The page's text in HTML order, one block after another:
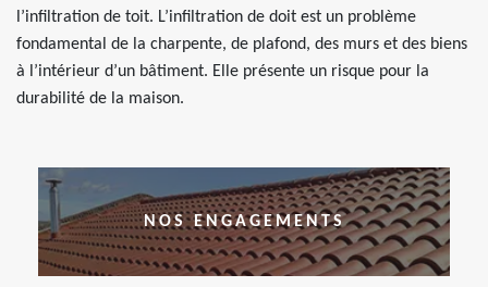
l’infiltration de toit. L’infiltration de doit est un problème
fondamental de la charpente, de plafond, des murs et des biens
à l’intérieur d’un bâtiment. Elle présente un risque pour la
durabilité de la maison.
NOS ENGAGEMENTS